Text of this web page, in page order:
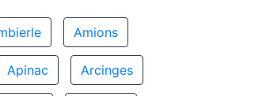
Amions
Apinac Arcinges